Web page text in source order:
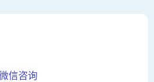
信咨询